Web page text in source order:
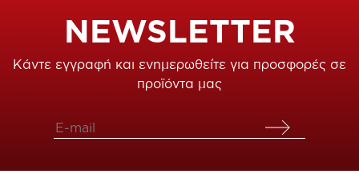
NEWSLETTER
Κάντε εγγραφή και ενημερωθείτε για προσφορές σε
προϊόντα μας